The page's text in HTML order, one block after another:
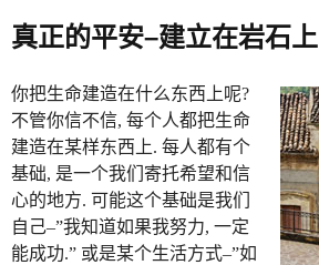
真正的平安–建立在岩石上
你把生命建造在什么东西上呢?
不管你信不信, 每个人都把生命
建造在某样东西上. 每人都有个
基础, 是一个我们寄托希望和信
心的地方. 可能这个基础是我们
自己–”我知道如果我努力, 一定
能成功.” 或是某个生活方式–”如